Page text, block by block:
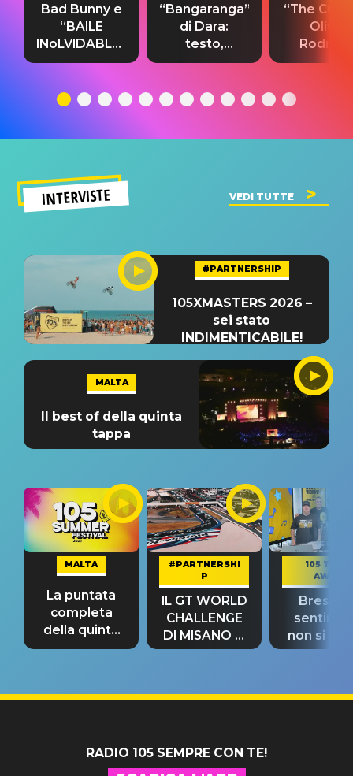
Bad Bunny e
“BAILE
INoLVIDABLE”:
testo,
significato
“Bangaranga”
di Dara:
testo,
traduzione e
del singolo
“The
Olivia
testo,
INTERVISTE VEDI TUTTE
#PARTNERSHIP
105XMASTERS 2026 –
sei stato
INDIMENTICABILE!
MALTA
Il best of della quinta
tappa
MALTA
La puntata
completa
della quinta
tappa
#PARTNERSHI
P
IL GT WORLD
CHALLENGE
DI MISANO si
riconferma
105 TAKE
AWAY
Bresh:
non si
fino alla
RADIO 105 SEMPRE CON TE!